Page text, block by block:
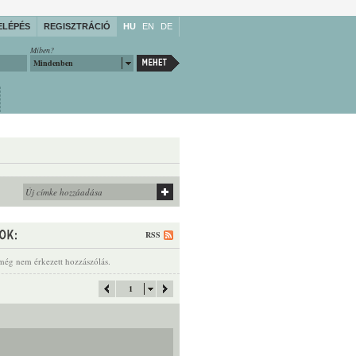
REGISZTRÁCIÓ HU EN DE
Miben?
Mindenben
RSS
nem érkezett hozzászólás.
1